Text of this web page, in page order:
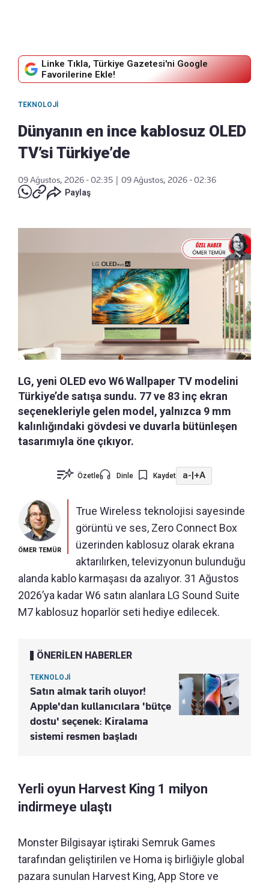
Linke Tıkla, Türkiye Gazetesi'ni Google
Favorilerine Ekle!
TEKNOLOJI
Dünyanın en ince kablosuz OLED
TV’si Türkiye’de
09 Ağustos, 2026 - 02:35
09 Ağustos, 2026 - 02:36
Paylaş
LG, yeni OLED evo W6 Wallpaper TV modelini
Türkiye’de satışa sundu. 77 ve 83 inç ekran
seçenekleriyle gelen model, yalnızca 9 mm
kalınlığındaki gövdesi ve duvarla bütünleşen
tasarımıyla öne çıkıyor.
Özetle Dinle Kaydet a-|+A
ÖMER TEMÜR
True Wireless teknolojisi sayesinde
görüntü ve ses, Zero Connect Box
üzerinden kablosuz olarak ekrana
aktarılırken, televizyonun bulunduğu
alanda kablo karmaşası da azalıyor. 31 Ağustos
2026’ya kadar W6 satın alanlara LG Sound Suite
M7 kablosuz hoparlör seti hediye edilecek.
ÖNERİLEN HABERLER
TEKNOLOJİ
Satın almak tarih oluyor!
Apple'dan kullanıcılara 'bütçe
dostu' seçenek: Kiralama
sistemi resmen başladı
Yerli oyun Harvest King 1 milyon
indirmeye ulaştı
Monster Bilgisayar iştiraki Semruk Games
tarafından geliştirilen ve Homa iş birliğiyle global
pazara sunulan Harvest King, App Store ve